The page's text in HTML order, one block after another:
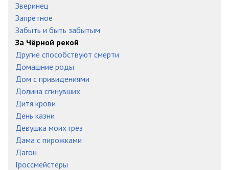
Зверинец
Запретное
Забыть и быть забытым
За Чёрной рекой
Другие способствуют смерти
Домашние роды
Дом с привидениями
Долина сгинувших
Дитя крови
День казни
Девушка моих грез
Дама с пирожками
Дагон
Гроссмейстеры